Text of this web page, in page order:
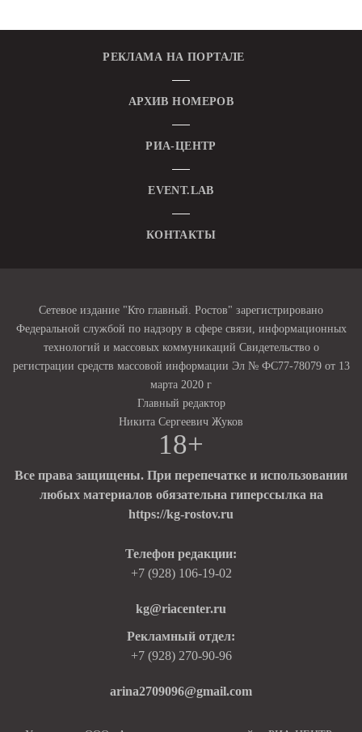
РЕКЛАМА НА ПОРТАЛЕ
АРХИВ НОМЕРОВ
РИА-ЦЕНТР
EVENT.LAB
КОНТАКТЫ
Сетевое издание "Кто главный. Ростов" зарегистрировано
Федеральной службой по надзору в сфере связи, информационных
технологий и массовых коммуникаций Свидетельство о
регистрации средств массовой информации Эл № ФС77-78079 от 13
марта 2020 г
Главный редактор
Никита Сергеевич Жуков
18+
Все права защищены. При перепечатке и использовании
любых материалов обязательна гиперссылка на
https://kg-rostov.ru
Телефон редакции:
+7 (928) 106-19-02
kg@riacenter.ru
Рекламный отдел:
+7 (928) 270-90-96
arina2709096@gmail.com